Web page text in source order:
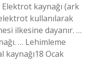
kaynağı (ark
kullanılarak
ilkesine dayanır. …
… Lehimleme
kaynağı18 Ocak